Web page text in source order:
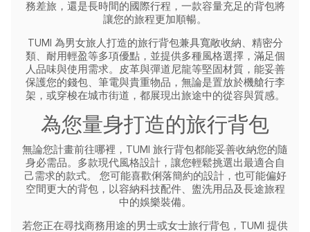
務差旅，還是長時間的國際行程，一款容量充足的背包將
讓您的旅程更加順暢。
TUMI 為男女旅人打造的旅行背包兼具寬敞收納、精密分
類、耐用輕盈等多項優點，並提供多種風格選擇，滿足個
人品味與使用需求。皮革與彈道尼龍等堅固材質，能妥善
保護您的錢包、筆電與貴重物品，無論是置放於機艙行李
架，或穿梭在城市街道，都展現出旅途中的從容與質感。
為您量身打造的旅行背包
無論您計畫前往哪裡，TUMI 旅行背包都能妥善收納您的隨
身必需品。多款現代風格設計，讓您輕鬆挑選出最適合自
己需求的款式。
您可能喜歡俐落簡約的設計，也可能偏好
空間更大的背包，以容納科技配件、盥洗用品及長途旅程
中的娛樂裝備。
若您正在尋找商務用途的男士或女士旅行背包，TUMI 提供